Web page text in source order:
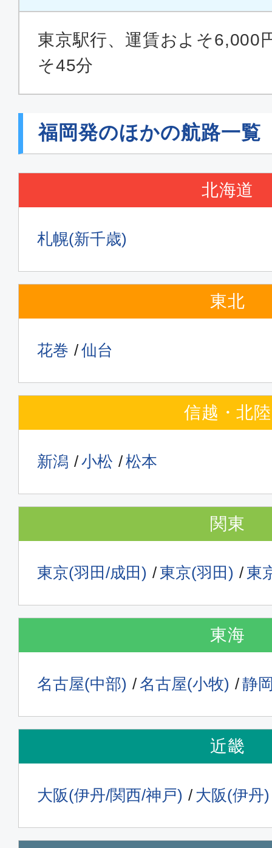
JAL318
普通席
14:30
普通席
19:10
福岡
東京(
07:20
普通席
08:05
JAL306
普通席
09:10
JAL308
福岡
10:00
東京(
JAL310
福岡
11:00
東京(
東京駅行、運賃およそ6,000
そ45分
福岡発のほかの航路一覧
北海道
札幌(新千歳)
東北
花巻 仙台
信越・北陸
新潟 小松 松本
関東
東京(羽田/成田) 東京(羽田) 東
東海
名古屋(中部) 名古屋(小牧) 静
近畿
大阪(伊丹/関西/神戸) 大阪(伊丹)